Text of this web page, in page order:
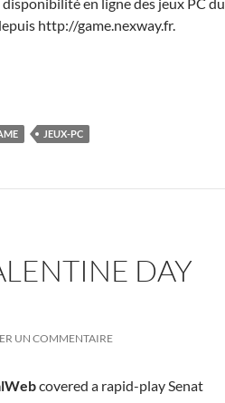
http://game.nexway.fr.
JEUX-PC
DAY
UN COMMENTAIRE
covered a rapid-play Senat